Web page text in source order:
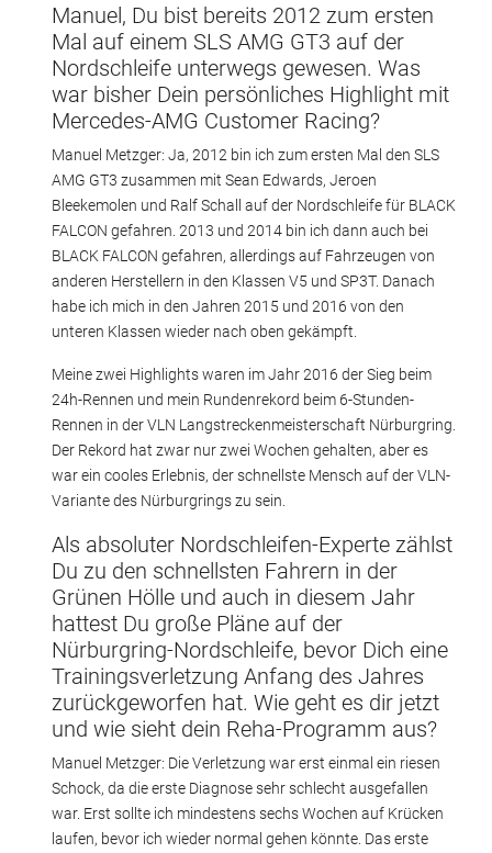
Manuel, Du bist bereits 2012 zum ersten
Mal auf einem SLS AMG GT3 auf der
Nordschleife unterwegs gewesen. Was
war bisher Dein persönliches Highlight mit
Mercedes-AMG Customer Racing?
Manuel Metzger: Ja, 2012 bin ich zum ersten Mal den SLS
AMG GT3 zusammen mit Sean Edwards, Jeroen
Bleekemolen und Ralf Schall auf der Nordschleife für BLACK
FALCON gefahren. 2013 und 2014 bin ich dann auch bei
BLACK FALCON gefahren, allerdings auf Fahrzeugen von
anderen Herstellern in den Klassen V5 und SP3T. Danach
habe ich mich in den Jahren 2015 und 2016 von den
unteren Klassen wieder nach oben gekämpft.
Meine zwei Highlights waren im Jahr 2016 der Sieg beim
24h-Rennen und mein Rundenrekord beim 6-Stunden-
Rennen in der VLN Langstreckenmeisterschaft Nürburgring.
Der Rekord hat zwar nur zwei Wochen gehalten, aber es
war ein cooles Erlebnis, der schnellste Mensch auf der VLN-
Variante des Nürburgrings zu sein.
Als absoluter Nordschleifen-Experte zählst
Du zu den schnellsten Fahrern in der
Grünen Hölle und auch in diesem Jahr
hattest Du große Pläne auf der
Nürburgring-Nordschleife, bevor Dich eine
Trainingsverletzung Anfang des Jahres
zurückgeworfen hat. Wie geht es dir jetzt
und wie sieht dein Reha-Programm aus?
Manuel Metzger: Die Verletzung war erst einmal ein riesen
Schock, da die erste Diagnose sehr schlecht ausgefallen
war. Erst sollte ich mindestens sechs Wochen auf Krücken
laufen, bevor ich wieder normal gehen könnte. Das erste